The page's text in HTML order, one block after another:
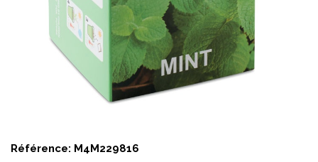
Référence: M4M229816